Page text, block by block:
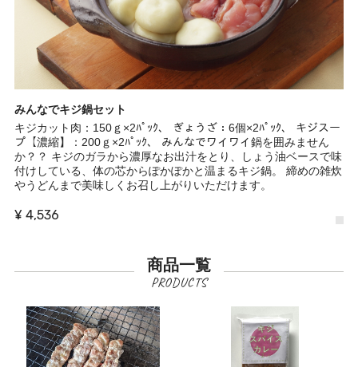
みんなでキジ鍋セット
キジカット肉：150ｇ×2ﾊﾟｯｸ、 ぎょうざ：6個×2ﾊﾟｯｸ、 キジスー
プ【濃縮】：200ｇ×2ﾊﾟｯｸ、 みんなでワイワイ鍋を囲みません
か？？ キジのガラから濃厚なお出汁をとり、しょう油ベースで味
付けしている、体の芯からぽかぽかと温まるキジ鍋。 締めの雑炊
やうどんまで美味しくお召し上がりいただけます。
¥ 4,536
商品一覧